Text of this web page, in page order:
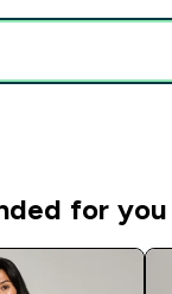
for you